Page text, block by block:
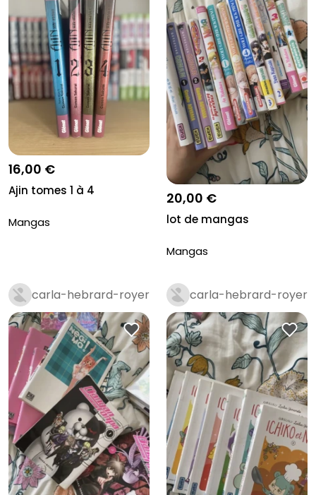
16,00 €
Ajin tomes 1 à 4
Mangas
20,00 €
lot de mangas
Mangas
carla-hebrard-royer carla-hebrard-royer